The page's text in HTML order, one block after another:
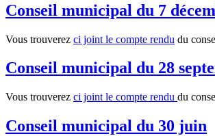
Conseil municipal du 7
Vous trouverez ci joint le compte rendu du
Conseil municipal du 28
Vous trouverez ci joint le compte rendu du
Conseil municipal du 30 juin